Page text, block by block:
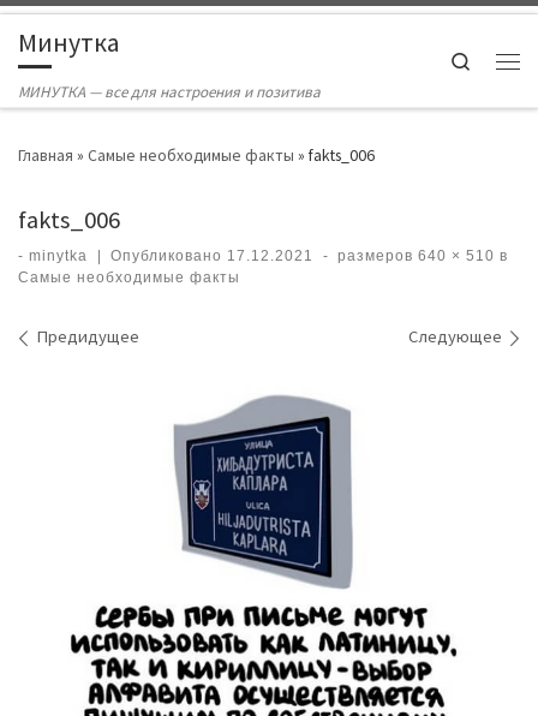
Skip to content
Минутка
МИНУТКА — все для настроения и позитива
Search
Главная » Самые необходимые факты » fakts_006
fakts_006
- minytka Опубликовано 17.12.2021 - размеров 640 × 510 в
Самые необходимые факты
Навигация по изображениям
Предидущее Следующее